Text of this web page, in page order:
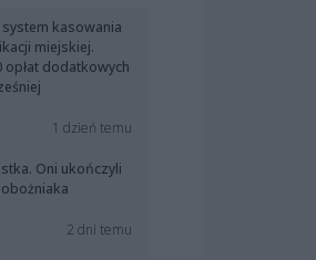
kasowania
miejskiej.
opłat dodatkowych
1 dzień temu
Oni ukończyli
2 dni temu